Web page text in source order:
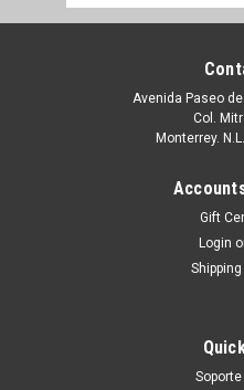
Address
Avenida Paseo
Col.
Monterrey.
Gift
Login